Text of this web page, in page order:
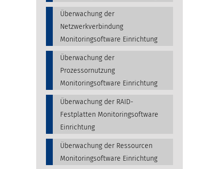
Überwachung der
Netzwerkverbindung
Monitoringsoftware Einrichtung
Überwachung der
Prozessornutzung
Monitoringsoftware Einrichtung
Überwachung der RAID-
Festplatten Monitoringsoftware
Einrichtung
Überwachung der Ressourcen
Monitoringsoftware Einrichtung